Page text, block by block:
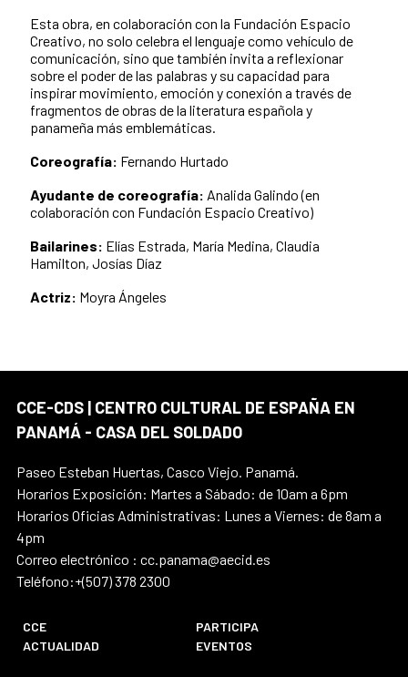
Esta obra, en colaboración con la Fundación Espacio
Creativo, no solo celebra el lenguaje como vehículo de
comunicación, sino que también invita a reflexionar
sobre el poder de las palabras y su capacidad para
inspirar movimiento, emoción y conexión a través de
fragmentos de obras de la literatura española y
panameña más emblemáticas.
Coreografía: Fernando Hurtado
Ayudante de coreografía: Analida Galindo (en
colaboración con Fundación Espacio Creativo)
Bailarines: Elías Estrada, María Medina, Claudia
Hamilton, Josías Díaz
Actriz: Moyra Ángeles
CCE-CDS | CENTRO CULTURAL DE ESPAÑA EN
PANAMÁ - CASA DEL SOLDADO
Paseo Esteban Huertas, Casco Viejo. Panamá.
Horarios Exposición: Martes a Sábado: de 10am a 6pm
Horarios Oficias Administrativas: Lunes a Viernes: de 8am a
4pm
Correo electrónico : cc.panama@aecid.es
Teléfono:+(507) 378 2300
CCE
PARTICIPA
ACTUALIDAD
EVENTOS